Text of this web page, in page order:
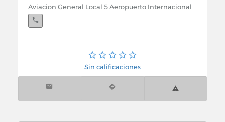
Aviacion General Local 5 Aeropuerto Internacional
Sin calificaciones